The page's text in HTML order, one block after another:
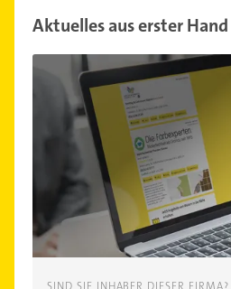
Aktuelles aus erster Hand